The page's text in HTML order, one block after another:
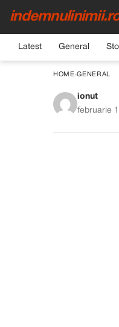
Latest General
HOME›GENERAL
ionut
februarie